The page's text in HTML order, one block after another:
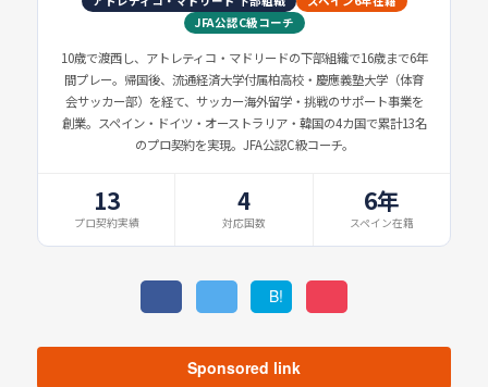
JFA公認C級コーチ
10歳で渡西し、アトレティコ・マドリードの下部組織で16歳まで6年
間プレー。帰国後、流通経済大学付属柏高校・慶應義塾大学（体育
会サッカー部）を経て、サッカー海外留学・挑戦のサポート事業を
創業。スペイン・ドイツ・オーストラリア・韓国の4カ国で累計13名
のプロ契約を実現。JFA公認C級コーチ。
13
プロ契約実績
4
対応国数
6年
スペイン在籍
B!
Sponsored link